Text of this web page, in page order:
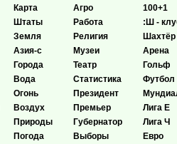
Карта
Штаты
Земля
Азия-с
Города
Вода
Огонь
Воздух
Природы
Погода
Агро
Работа
Религия
Музеи
Театр
Статистика
Президент
Премьер
Губернатор
Выборы
100+1
:Ш -
Шахтёр
Арена
Гольф
Футбол
Лига Е
Лига Ч
Евро